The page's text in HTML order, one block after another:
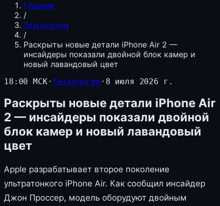
Главная
/
Технологии
/
Раскрыты новые детали iPhone Air 2 —
инсайдеры показали двойной блок камер и
новый лавандовый цвет
18:00 МСК·Технологии · 8 июля 2026 г.
Раскрыты новые детали iPhone Air
2 — инсайдеры показали двойной
блок камер и новый лавандовый
цвет
Apple разрабатывает второе поколение
ультратонкого iPhone Air. Как сообщил инсайдер
Джон Проссер, модель оборудуют двойным